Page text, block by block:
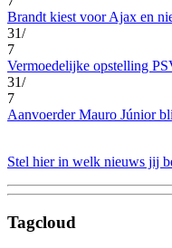
Brandt kiest voor Ajax en
31/
7
Vermoedelijke opstelling
31/
7
Aanvoerder Mauro Júnior
Stel hier in welk nieuws jij
Tagcloud